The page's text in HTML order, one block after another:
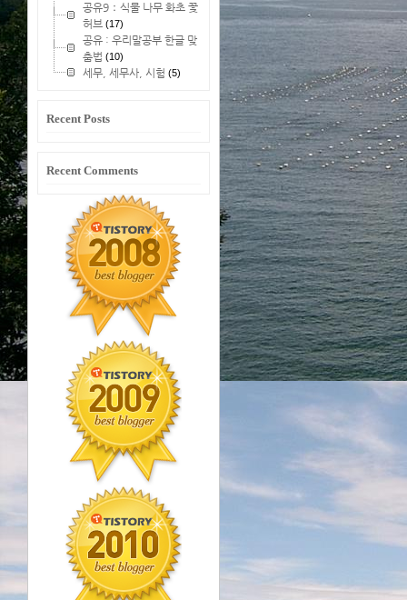
공유9：식물 나무 화초 꽃
허브 (17)
공유 : 우리말공부 한글 맞
춤법 (10)
세무, 세무사, 시험 (5)
Recent Posts
Recent Comments